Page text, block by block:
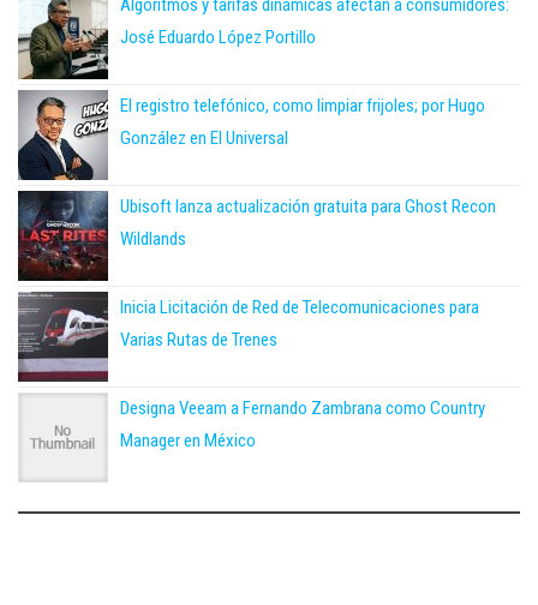
Algoritmos y tarifas dinámicas afectan a consumidores:
José Eduardo López Portillo
El registro telefónico, como limpiar frijoles; por Hugo
González en El Universal
Ubisoft lanza actualización gratuita para Ghost Recon
Wildlands
Inicia Licitación de Red de Telecomunicaciones para
Varias Rutas de Trenes
Designa Veeam a Fernando Zambrana como Country
Manager en México